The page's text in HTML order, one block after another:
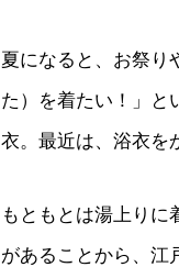
夏になると、お祭り
た）を着たい！」と
衣。最近は、浴衣を
もともとは湯上りに
があることから、江